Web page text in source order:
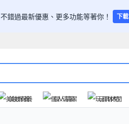
不錯過最新優惠、更多功能等著你！ 下載
美妝保養 個人清潔 玩具休閒